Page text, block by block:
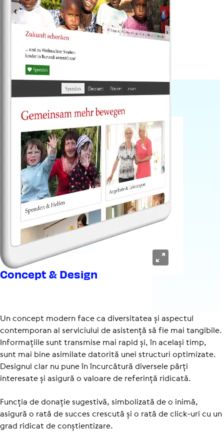
Concept & Design
Un concept modern face ca diversitatea și aspectul
contemporan al serviciului de asistență să fie mai tangibile.
Informațiile sunt transmise mai rapid și, în același timp,
sunt mai bine asimilate datorită unei structuri optimizate.
Designul clar nu pune în încurcătură diversele părți
interesate și asigură o valoare de referință ridicată.
Funcția de donație sugestivă, simbolizată de o inimă,
asigură o rată de succes crescută și o rată de click-uri cu un
grad ridicat de conștientizare.